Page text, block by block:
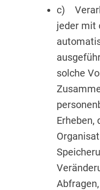
c)
jeder mit
solche
Erheben,